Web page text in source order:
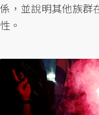
係，並說明其他族群
性。